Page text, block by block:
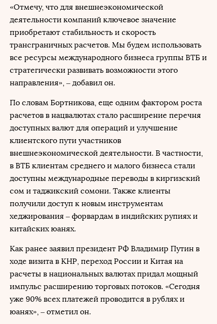
«Отмечу, что для внешнеэкономической
деятельности компаний ключевое значение
приобретают стабильность и скорость
трансграничных расчетов. Мы будем использовать
все ресурсы международного бизнеса группы ВТБ и
стратегически развивать возможности этого
направления», – добавил он.
По словам Бортникова, еще одним фактором роста
расчетов в нацвалютах стало расширение перечня
доступных валют для операций и улучшение
клиентского пути участников
внешнеэкономической деятельности. В частности,
в ВТБ клиентам среднего и малого бизнеса стали
доступны международные переводы в киргизский
сом и таджикский сомони. Также клиенты
получили доступ к новым инструментам
хеджирования – форвардам в индийских рупиях и
китайских юанях.
Как ранее заявил президент РФ Владимир Путин в
ходе визита в КНР, переход России и Китая на
расчеты в национальных валютах придал мощный
импульс расширению торговых потоков. «Сегодня
уже 90% всех платежей проводится в рублях и
юанях», – отметил он.